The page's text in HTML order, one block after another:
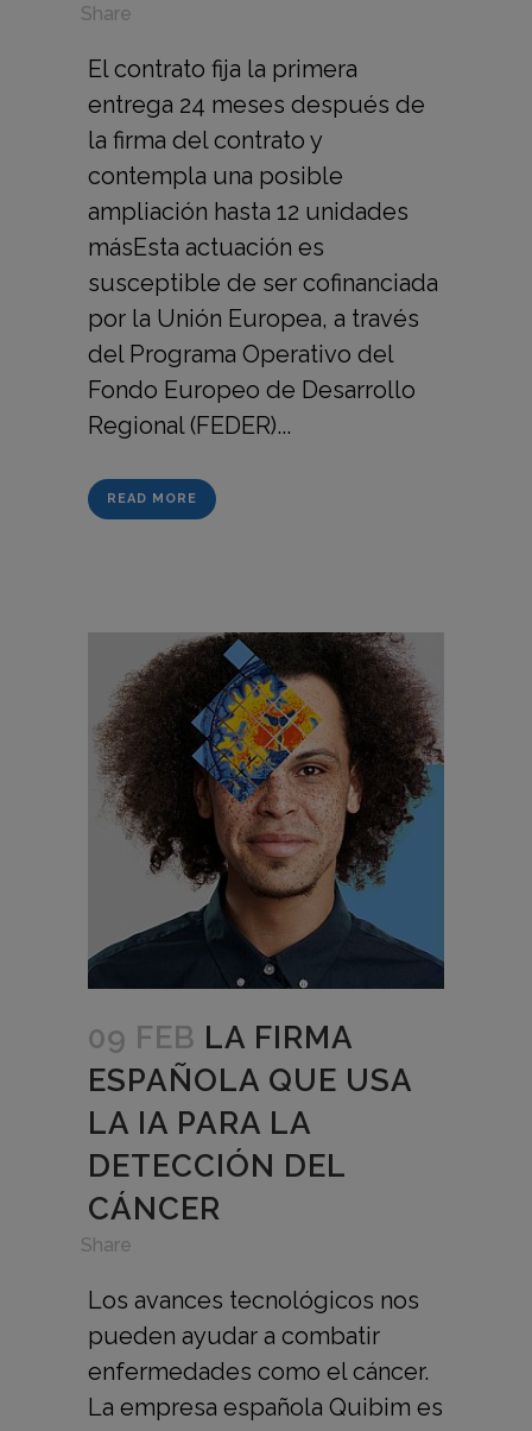
Share
El contrato fija la primera
entrega 24 meses después de
la firma del contrato y
contempla una posible
ampliación hasta 12 unidades
másEsta actuación es
susceptible de ser cofinanciada
por la Unión Europea, a través
del Programa Operativo del
Fondo Europeo de Desarrollo
Regional (FEDER)...
READ MORE
09 FEB LA FIRMA
ESPAÑOLA QUE USA
LA IA PARA LA
DETECCIÓN DEL
CÁNCER
Share
Los avances tecnológicos nos
pueden ayudar a combatir
enfermedades como el cáncer.
La empresa española Quibim es